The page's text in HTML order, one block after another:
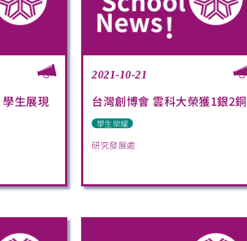
生展現
2021-10-21
台灣創博會 雲科大榮獲1銀2銅
學生榮耀
研究發展處